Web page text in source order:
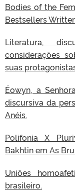
Bodies of the
Bestsellers
Literatura,
considerações
suas
Éowyn, a
discursiva da
Anéis.
Polifonia X
Bakhtin em As
Uniões
brasileiro.